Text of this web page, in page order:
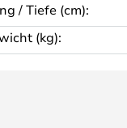
/ Tiefe (cm):
(kg):